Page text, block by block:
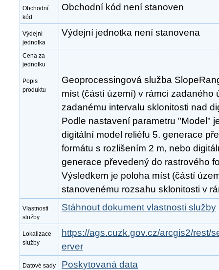
Obchodní
kód
Obchodní kód není stanoven
Výdejní
jednotka
Výdejní jednotka není stanovena
Cena za
jednotku
Popis
produktu
Geoprocessingová služba
míst (částí území) v rámci zadaného
zadanému intervalu sklonitosti nad
Podle nastavení parametru "Model"
digitální model reliéfu 5. generace
formátu s rozlišením 2 m, nebo
generace převedený do rastrového
Výsledkem je poloha míst (částí
stanovenému rozsahu sklonitosti v
Vlastnosti
služby
Stáhnout dokument vlastnosti služby
Lokalizace
služby
https://ags.cuzk.gov.cz/arcgis2/rest/
erver
Datové sady
Poskytovaná data